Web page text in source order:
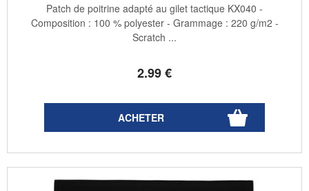
2.99€
Patch de poitrine adapté au gilet tactique KX040 -
Composition : 100 % polyester - Grammage : 220 g/m2 -
Scratch ...